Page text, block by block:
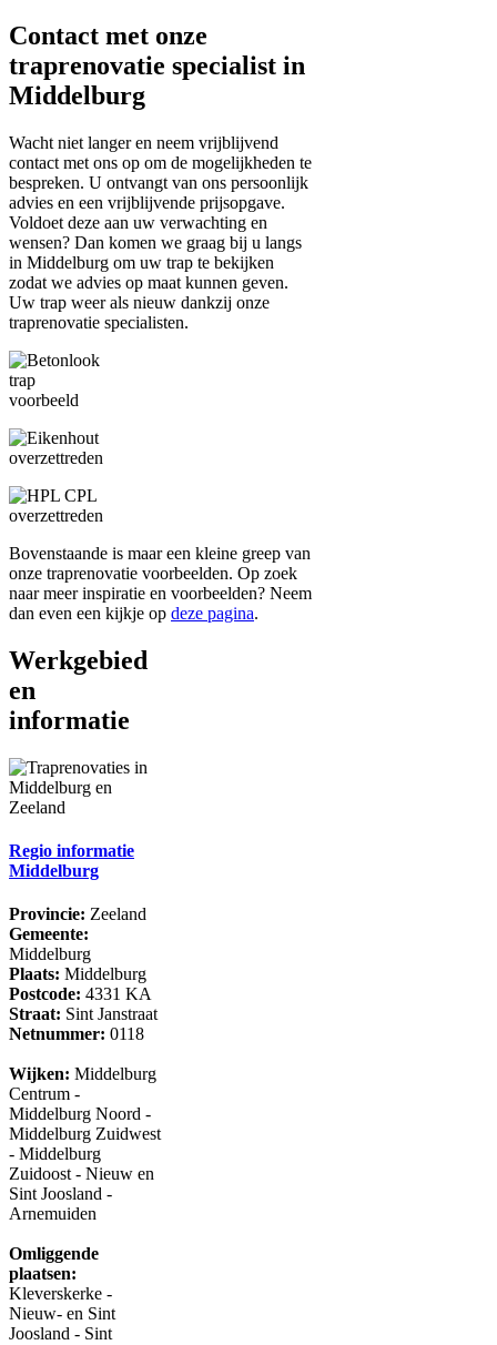
Contact met onze
traprenovatie specialist in
Middelburg
Wacht niet langer en neem vrijblijvend
contact met ons op om de mogelijkheden te
bespreken. U ontvangt van ons persoonlijk
advies en een vrijblijvende prijsopgave.
Voldoet deze aan uw verwachting en
wensen? Dan komen we graag bij u langs
in Middelburg om uw trap te bekijken
zodat we advies op maat kunnen geven.
Uw trap weer als nieuw dankzij onze
traprenovatie specialisten.
Bovenstaande is maar een kleine greep van
onze traprenovatie voorbeelden. Op zoek
naar meer inspiratie en voorbeelden? Neem
dan even een kijkje op deze pagina.
Werkgebied
en
informatie
Regio informatie
Middelburg
Provincie: Zeeland
Gemeente:
Middelburg
Plaats: Middelburg
Postcode: 4331 KA
Straat: Sint Janstraat
Netnummer: 0118
Wijken: Middelburg
Centrum -
Middelburg Noord -
Middelburg Zuidwest
- Middelburg
Zuidoost - Nieuw en
Sint Joosland -
Arnemuiden
Omliggende
plaatsen:
Kleverskerke -
Nieuw- en Sint
Joosland - Sint